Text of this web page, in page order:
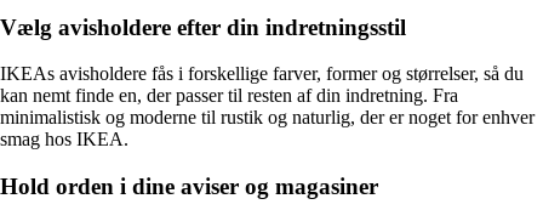
Vælg avisholdere efter din indretningsstil
IKEAs avisholdere fås i forskellige farver, former og størrelser, så du
kan nemt finde en, der passer til resten af din indretning. Fra
minimalistisk og moderne til rustik og naturlig, der er noget for enhver
smag hos IKEA.
Hold orden i dine aviser og magasiner